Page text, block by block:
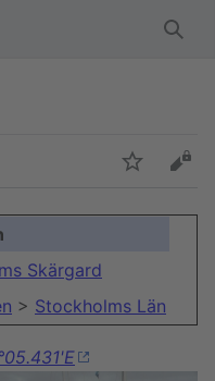
Skärgard
> Stockholms Län